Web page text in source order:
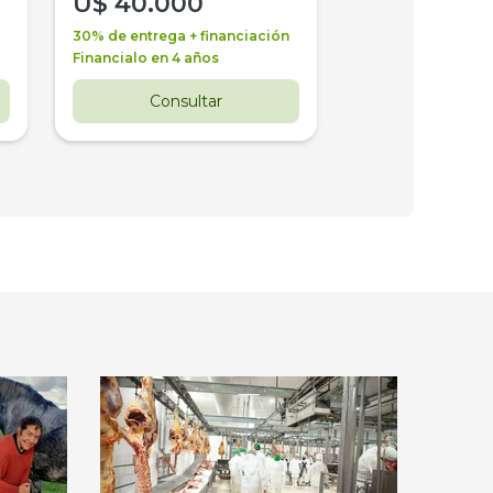
30% de entrega + financiación
Financialo en 4 años
Consultar